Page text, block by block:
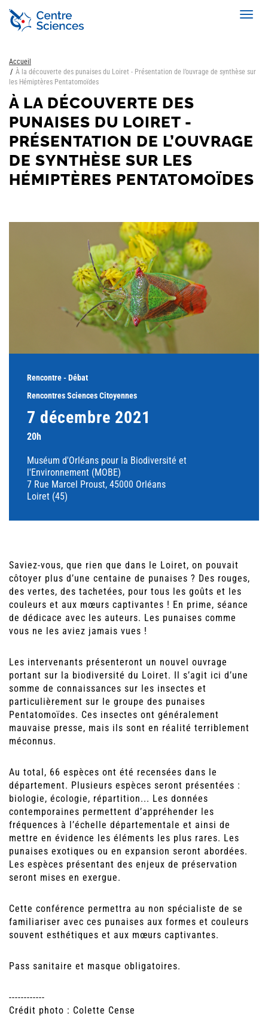
Aller
contenu
Accueil
À la découverte des punaises du Loiret - Présentation de l’ouvrage de synthèse sur
les Hémiptères Pentatomoïdes
À LA DÉCOUVERTE DES
PUNAISES DU LOIRET -
PRÉSENTATION DE L’OUVRAGE
DE SYNTHÈSE SUR LES
HÉMIPTÈRES PENTATOMOÏDES
Rencontre - Débat
Rencontres Sciences Citoyennes
7 décembre 2021
20h
Muséum d'Orléans pour la Biodiversité et
l'Environnement (MOBE)
7 Rue Marcel Proust, 45000 Orléans
Loiret (45)
Saviez-vous, que rien que dans le Loiret, on pouvait
côtoyer plus d’une centaine de punaises ? Des rouges,
des vertes, des tachetées, pour tous les goûts et les
couleurs et aux mœurs captivantes ! En prime, séance
de dédicace avec les auteurs. Les punaises comme
vous ne les aviez jamais vues !
Les intervenants présenteront un nouvel ouvrage
portant sur la biodiversité du Loiret. Il s’agit ici d’une
somme de connaissances sur les insectes et
particulièrement sur le groupe des punaises
Pentatomoïdes. Ces insectes ont généralement
mauvaise presse, mais ils sont en réalité terriblement
méconnus.
Au total, 66 espèces ont été recensées dans le
département. Plusieurs espèces seront présentées :
biologie, écologie, répartition... Les données
contemporaines permettent d’appréhender les
fréquences à l’échelle départementale et ainsi de
mettre en évidence les éléments les plus rares. Les
punaises exotiques ou en expansion seront abordées.
Les espèces présentant des enjeux de préservation
seront mises en exergue.
Cette conférence permettra au non spécialiste de se
familiariser avec ces punaises aux formes et couleurs
souvent esthétiques et aux mœurs captivantes.
Pass sanitaire et masque obligatoires.
------------
Crédit photo : Colette Cense